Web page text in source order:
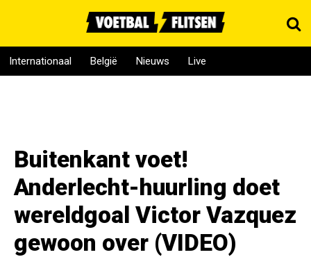
Internationaal België Nieuws Live
Buitenkant voet!
Anderlecht-huurling doet
wereldgoal Victor Vazquez
gewoon over (VIDEO)